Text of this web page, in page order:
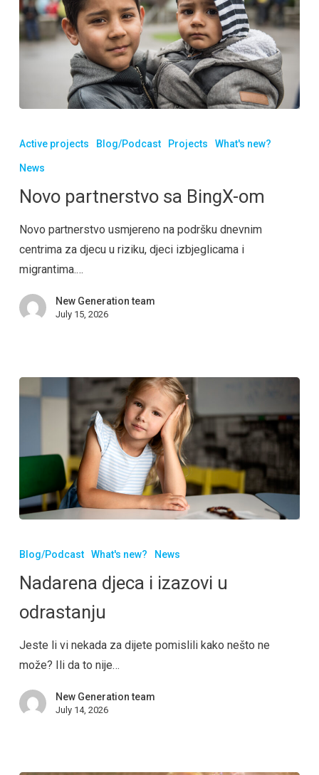
Active projects Blog/Podcast Projects What's new?
News
Novo partnerstvo sa BingX-om
Novo partnerstvo usmjereno na podršku dnevnim
centrima za djecu u riziku, djeci izbjeglicama i
migrantima.…
New Generation team
July 15, 2026
Blog/Podcast What's new? News
Nadarena djeca i izazovi u
odrastanju
Jeste li vi nekada za dijete pomislili kako nešto ne
može? Ili da to nije…
New Generation team
July 14, 2026